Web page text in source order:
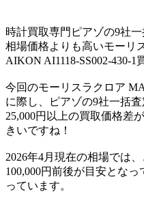
時計買取専門ピアゾの9社
相場価格よりも高いモーリ
AIKON AI1118-SS002-430-1
今回のモーリスラクロア
に際し、ピアゾの9社一括
25,000円以上の買取価格差
きいですね！
2026年4月現在の相場では
100,000円前後が目安とな
っています。